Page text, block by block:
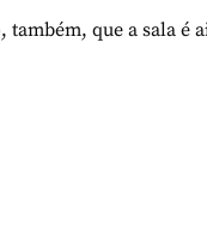
que a sala é